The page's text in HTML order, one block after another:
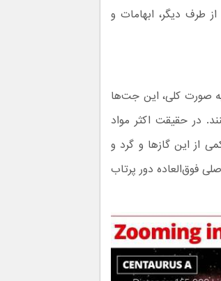
طرف دیگر، ابهامات و
صورت کلی، این جت‌ها
در حقیقت اکثر مواد
از این گازها و گرد و
فوق‌العاده دور پرتاب